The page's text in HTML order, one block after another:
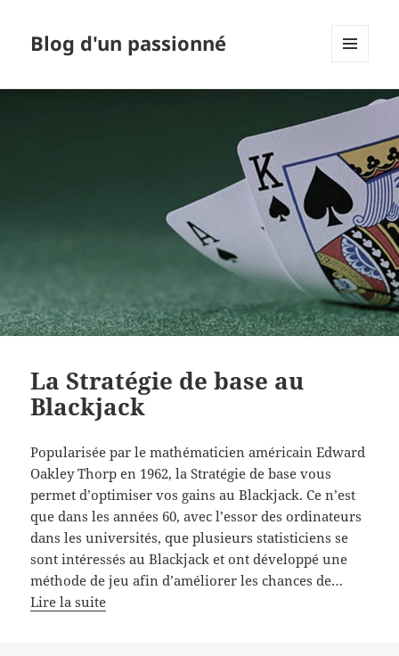
Blog d'un passionné
WIDGETS
La Stratégie de base au
Blackjack
Popularisée par le mathématicien américain Edward
Oakley Thorp en 1962, la Stratégie de base vous
permet d’optimiser vos gains au Blackjack. Ce n’est
que dans les années 60, avec l’essor des ordinateurs
dans les universités, que plusieurs statisticiens se
sont intéressés au Blackjack et ont développé une
méthode de jeu afin d’améliorer les chances de…
Lire la suite